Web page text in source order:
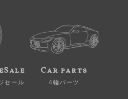
セール
Car parts
4輪パーツ